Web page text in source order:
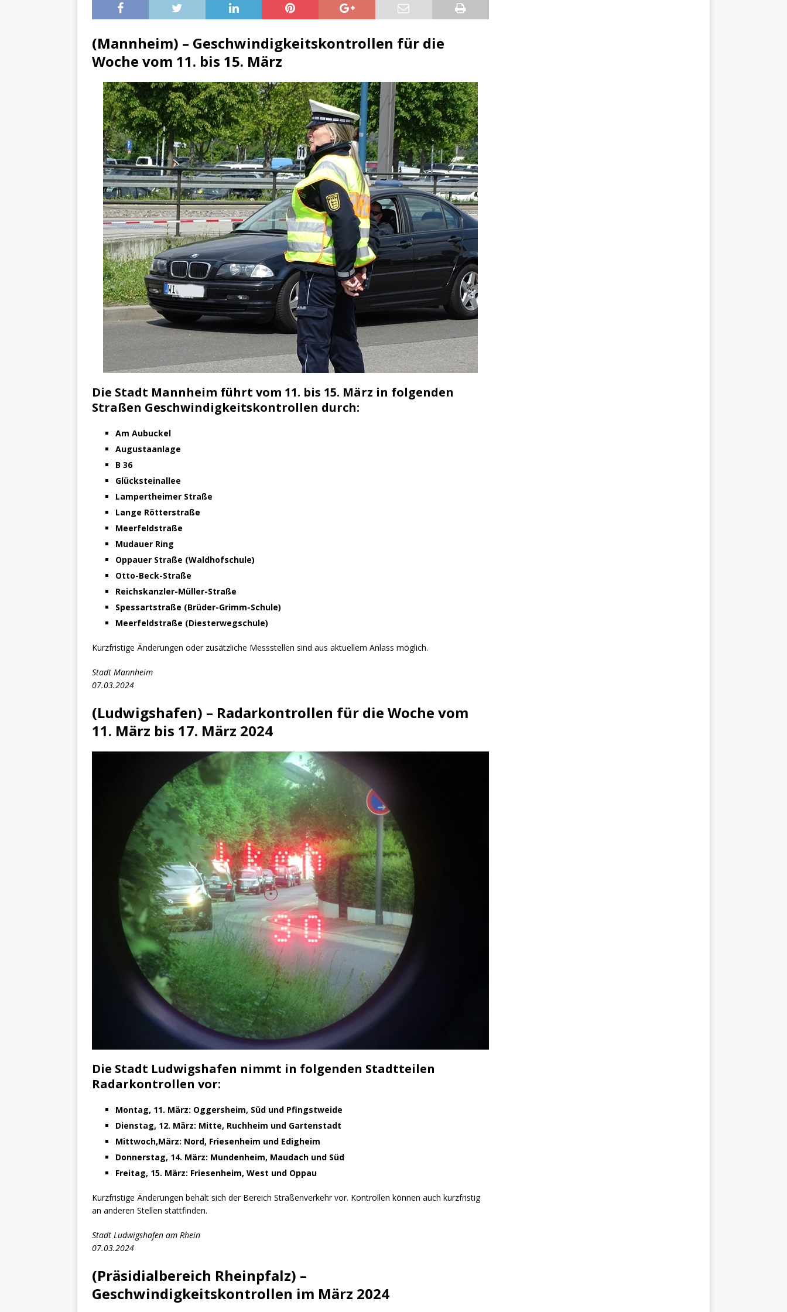
[ 29. März 2024 ] Polizei / Konsumcannabisgesetz (KCanG) BLAULICHTMELDUNGEN
(Mannheim) – Geschwindigkeitskontrollen für die
Woche vom 11. bis 15. März
Die Stadt Mannheim führt vom 11. bis 15. März in folgenden
Straßen Geschwindigkeitskontrollen durch:
Am Aubuckel
Augustaanlage
B 36
Glücksteinallee
Lampertheimer Straße
Lange Rötterstraße
Meerfeldstraße
Mudauer Ring
Oppauer Straße (Waldhofschule)
Otto-Beck-Straße
Reichskanzler-Müller-Straße
Spessartstraße (Brüder-Grimm-Schule)
Meerfeldstraße (Diesterwegschule)
Kurzfristige Änderungen oder zusätzliche Messstellen sind aus aktuellem Anlass möglich.
Stadt Mannheim
07.03.2024
(Ludwigshafen) – Radarkontrollen für die Woche vom
11. März bis 17. März 2024
Die Stadt Ludwigshafen nimmt in folgenden Stadtteilen
Radarkontrollen vor:
Montag, 11. März: Oggersheim, Süd und Pfingstweide
Dienstag, 12. März: Mitte, Ruchheim und Gartenstadt
Mittwoch,März: Nord, Friesenheim und Edigheim
Donnerstag, 14. März: Mundenheim, Maudach und Süd
Freitag, 15. März: Friesenheim, West und Oppau
Kurzfristige Änderungen behält sich der Bereich Straßenverkehr vor. Kontrollen können auch kurzfristig
an anderen Stellen stattfinden.
Stadt Ludwigshafen am Rhein
07.03.2024
(Präsidialbereich Rheinpfalz) –
Geschwindigkeitskontrollen im März 2024